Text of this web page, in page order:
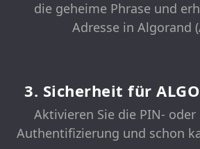
die geheime Phrase und
Adresse in Algorand
3. Sicherheit für
Aktivieren Sie die PIN-
Authentifizierung und schon